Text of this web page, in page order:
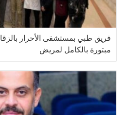
فريق طبي بمستشفى الأحرار
مبتورة بالكامل لمريض